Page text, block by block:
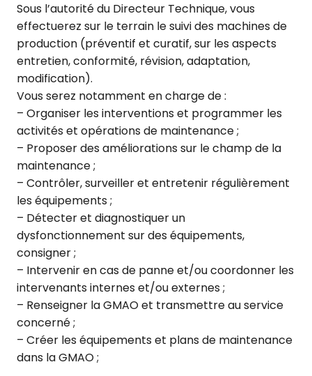
Sous l’autorité du Directeur Technique, vous
effectuerez sur le terrain le suivi des machines de
production (préventif et curatif, sur les aspects
entretien, conformité, révision, adaptation,
modification).
Vous serez notamment en charge de :
– Organiser les interventions et programmer les
activités et opérations de maintenance ;
– Proposer des améliorations sur le champ de la
maintenance ;
– Contrôler, surveiller et entretenir régulièrement
les équipements ;
– Détecter et diagnostiquer un
dysfonctionnement sur des équipements,
consigner ;
– Intervenir en cas de panne et/ou coordonner les
intervenants internes et/ou externes ;
– Renseigner la GMAO et transmettre au service
concerné ;
– Créer les équipements et plans de maintenance
dans la GMAO ;